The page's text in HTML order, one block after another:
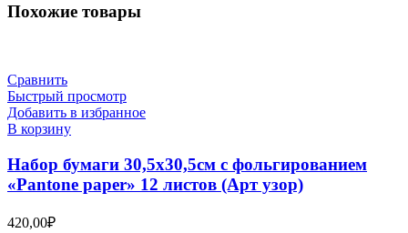
Похожие товары
Сравнить
Быстрый просмотр
Добавить в избранное
В корзину
Набор бумаги 30,5х30,5см с фольгированием
«Pantone paper» 12 листов (Арт узор)
420,00₽